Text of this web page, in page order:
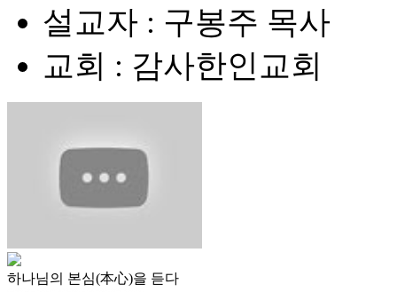
설교자 : 구봉주 목사
교회 : 감사한인교회
하나님의 본심(本心)을 듣다